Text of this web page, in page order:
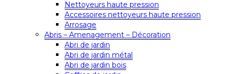
Nettoyeurs haute pression
Accessoires nettoyeurs haute pression
Arrosage
Abris – Amenagement – Décoration
Abri de jardin
Abri de jardin métal
Abri de jardin bois